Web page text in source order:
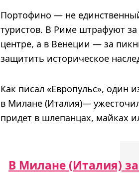
Портофино — не
туристов. В Риме штрафуют
центре, а в Венеции — за
защитить историческое
Как писал «Европульс», один
в Милане (Италия)—
придет в шлепанцах, майках
В Милане (Италия)